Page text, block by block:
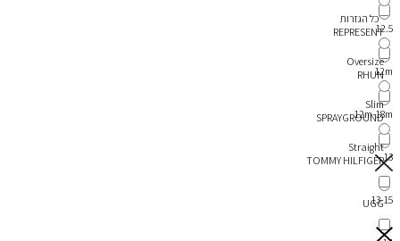
REPRESENT
RHUN
SPRAYGROUND
TOMMY HILFIGER
UGG
12.5
12m
12m-18m
13
13-15
כל הגזרות
Oversize
Slim
Straight